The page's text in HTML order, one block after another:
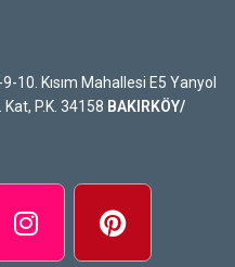
10. Kısım Mahallesi E5 Yanyol
P.K. 34158 BAKIRKÖY/